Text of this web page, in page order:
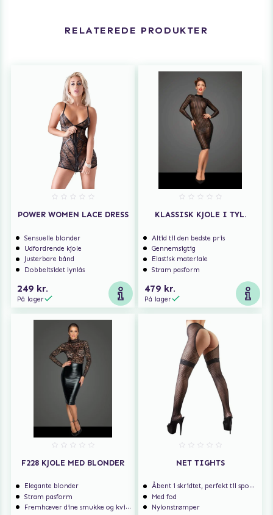
RELATEREDE PRODUKTER
POWER WOMEN LACE DRESS
Sensuelle blonder
Udfordrende kjole
Justerbare bånd
Dobbeltsidet lynlås
249 kr.
På lager
KLASSISK KJOLE I TYL.
Altid til den bedste pris
Gennemsigtig
Elastisk materiale
Stram pasform
479 kr.
På lager
F228 KJOLE MED BLONDER
Elegante blonder
Stram pasform
Fremhæver dine smukke og kvindelige former
NET TIGHTS
Åbent i skridtet, perfekt til spontan sex
Med fod
Nylonstrømper